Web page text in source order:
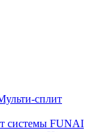
сплит
системы FUNAI